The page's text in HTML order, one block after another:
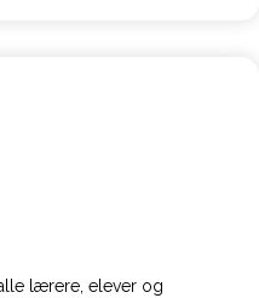
lærere, elever og